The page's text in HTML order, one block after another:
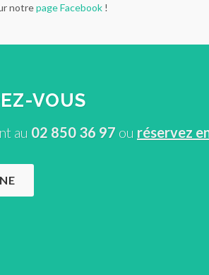
notrepage Facebook!
VOUS
au 02 850 36 97 ou réservez